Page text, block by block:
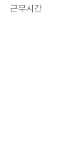
근무시간